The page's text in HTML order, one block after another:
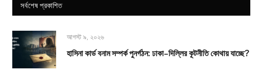
সর্বশেষ প্রকাশিত
আগস্ট ৯, ২০২৬
হাসিনা কার্ড বনাম সম্পর্ক পুনর্গঠন: ঢাকা–দিল্লির কূটনীতি কোথায় যাচ্ছে?